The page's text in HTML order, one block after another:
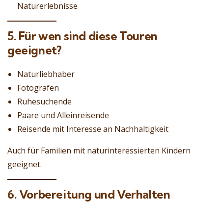
Naturerlebnisse
5. Für wen sind diese Touren
geeignet?
Naturliebhaber
Fotografen
Ruhesuchende
Paare und Alleinreisende
Reisende mit Interesse an Nachhaltigkeit
Auch für Familien mit naturinteressierten Kindern
geeignet.
6. Vorbereitung und Verhalten